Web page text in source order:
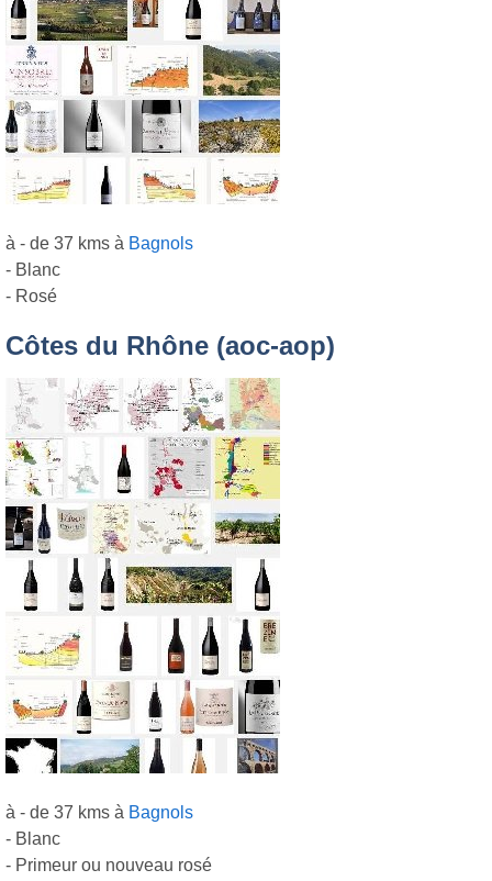
à - de 37 kms à Bagnols
- Blanc
- Rosé
Côtes du Rhône (aoc-aop)
à - de 37 kms à Bagnols
- Blanc
- Primeur ou nouveau rosé